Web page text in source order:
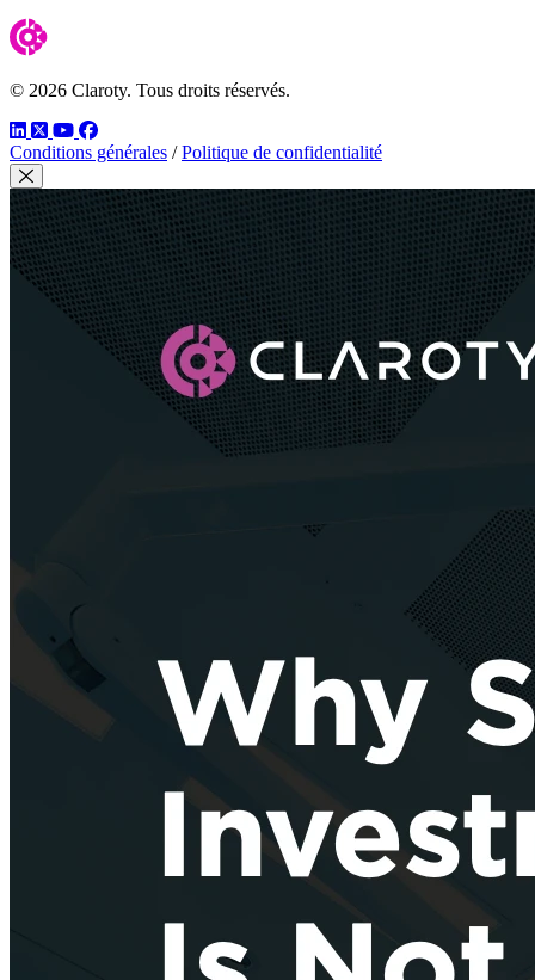
© 2026 Claroty. Tous droits réservés.
LinkedIn
TwitterYouTube
Facebook
Conditions générales / Politique de confidentialité
Fermer modal